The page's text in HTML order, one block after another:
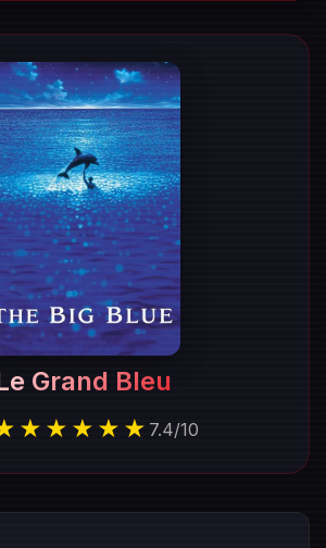
Grand Bleu
7.4/10